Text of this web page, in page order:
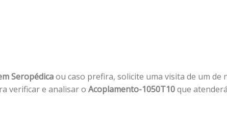
Seropédicaou caso prefira, solicite uma visita de um de
verificar e analisar o Acoplamento-1050T10que